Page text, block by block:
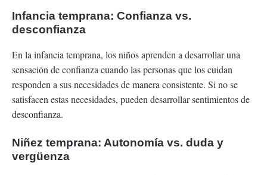
Infancia temprana: Confianza vs.
desconfianza
En la infancia temprana, los niños aprenden a desarrollar una
sensación de confianza cuando las personas que los cuidan
responden a sus necesidades de manera consistente. Si no se
satisfacen estas necesidades, pueden desarrollar sentimientos de
desconfianza.
Niñez temprana: Autonomía vs. duda y
vergüenza